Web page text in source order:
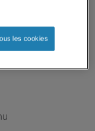
les cookies